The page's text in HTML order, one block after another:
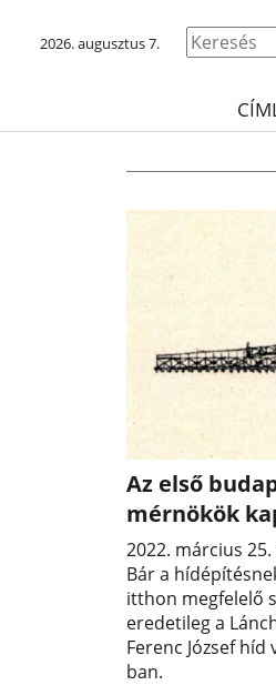
2026. augusztus 7.
Az első
mérnökök
2022. március 25.
Bár a
itthon megfelelő
eredetileg a
Ferenc József
ban.